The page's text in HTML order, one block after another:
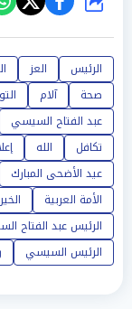
شارك
الرئيس العز
صحة
آلام
عبد الفتاح السيسي
تكافل
الله
عيد الأضحى المبارك
الأمة العربية
الخير
الرئيس عبد الفتاح
الرئيس السيسي